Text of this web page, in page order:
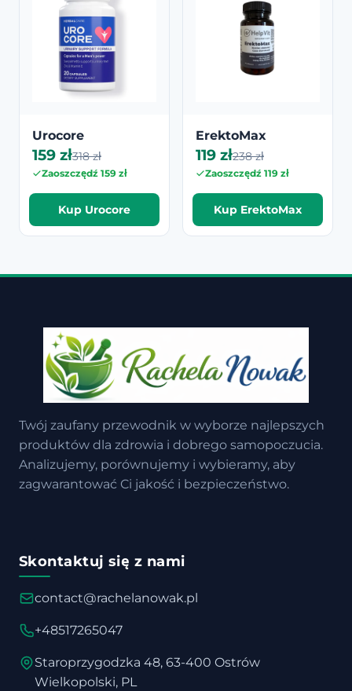
Urocore
159 zł318 zł
Zaoszczędź 159 zł
Kup Urocore
ErektoMax
119 zł238 zł
Zaoszczędź 119 zł
Kup ErektoMax
Twój zaufany przewodnik w wyborze najlepszych
produktów dla zdrowia i dobrego samopoczucia.
Analizujemy, porównujemy i wybieramy, aby
zagwarantować Ci jakość i bezpieczeństwo.
Skontaktuj się z nami
contact@rachelanowak.pl
+48517265047
Staroprzygodzka 48, 63-400 Ostrów
Wielkopolski, PL